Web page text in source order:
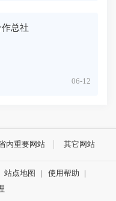
总社
06-12
内重要网站 其它网站
站点地图 | 使用帮助
|